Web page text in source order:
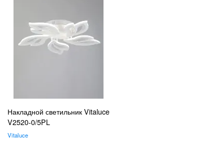
Накладной светильник Vitaluce
V2520-0/5PL
Vitaluce